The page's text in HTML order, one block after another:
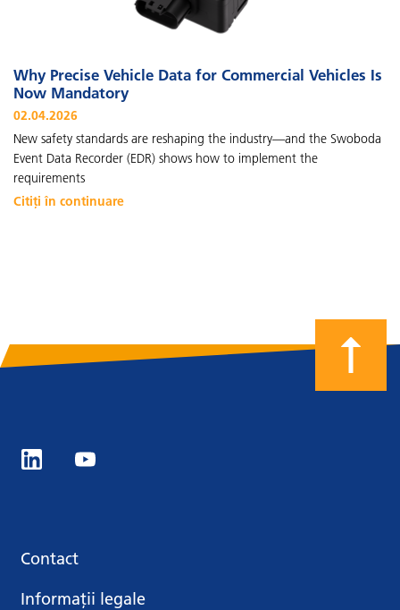
Why Precise Vehicle Data for Commercial Vehicles Is
Now Mandatory
02.04.2026
New safety standards are reshaping the industry—and the Swoboda
Event Data Recorder (EDR) shows how to implement the
requirements
Citiți în continuare
Contact
Informații legale